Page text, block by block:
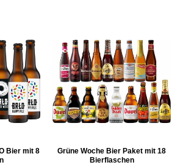
Bier mit 8
Grüne Woche Bier Paket mit 18
Bierflaschen